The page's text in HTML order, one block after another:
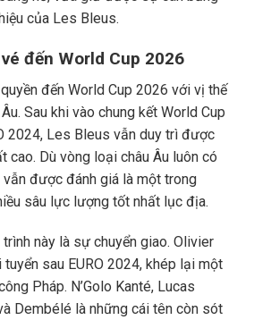
của Les Bleus.
đến World Cup 2026
đến World Cup 2026 với vị thế
Sau khi vào chung kết World Cup
2024, Les Bleus vẫn duy trì được
cao. Dù vòng loại châu Âu luôn có
được đánh giá là một trong
sâu lực lượng tốt nhất lục địa.
này là sự chuyển giao. Olivier
sau EURO 2024, khép lại một
Pháp. N’Golo Kanté, Lucas
Dembélé là những cái tên còn sót